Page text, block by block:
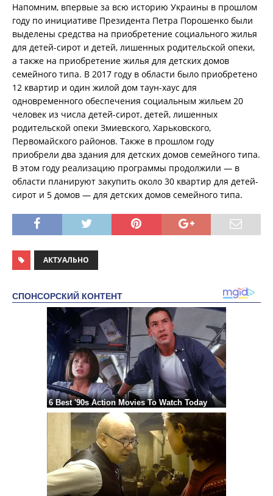
Напомним, впервые за всю историю Украины в прошлом
году по инициативе Президента Петра Порошенко были
выделены средства на приобретение социального жилья
для детей-сирот и детей, лишенных родительской опеки,
а также на приобретение жилья для детских домов
семейного типа. В 2017 году в области было приобретено
12 квартир и один жилой дом таун-хаус для
одновременного обеспечения социальным жильем 20
человек из числа детей-сирот, детей, лишенных
родительской опеки Змиевского, Харьковского,
Первомайского районов. Также в прошлом году
приобрели два здания для детских домов семейного типа.
В этом году реализацию программы продолжили — в
области планируют закупить около 30 квартир для детей-
сирот и 5 домов — для детских домов семейного типа.
АКТУАЛЬНО